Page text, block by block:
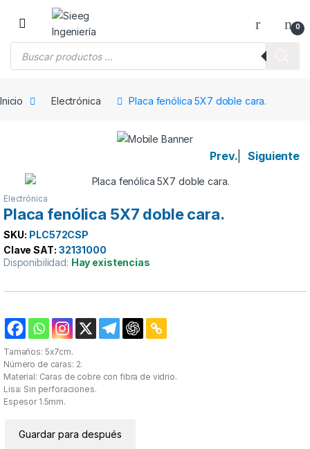
Saltar a la navegación
Saltar al contenido
0
Inicio Electrónica Placa fenólica 5X7 doble cara.
Prev. Siguiente
Electrónica
Placa fenólica 5X7 doble cara.
SKU: PLC572CSP
Clave SAT: 32131000
Disponibilidad: Hay existencias
Tamaños: 5x7cm.
Número de caras: 2.
Material: Caras de cobre con fibra de vidrio.
Lisa: Sin perforaciones.
Espesor 1.5mm.
Guardar para después